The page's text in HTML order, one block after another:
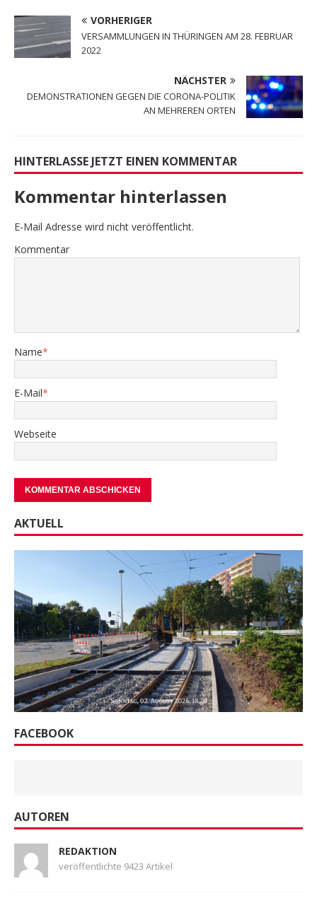
VORHERIGER
VERSAMMLUNGEN IN THÜRINGEN AM 28. FEBRUAR
2022
NÄCHSTER
DEMONSTRATIONEN GEGEN DIE CORONA-POLITIK
AN MEHREREN ORTEN
HINTERLASSE JETZT EINEN KOMMENTAR
Kommentar hinterlassen
E-Mail Adresse wird nicht veröffentlicht.
Kommentar
Name*
E-Mail*
Webseite
AKTUELL
FACEBOOK
AUTOREN
REDAKTION
veröffentlichte 9423 Artikel